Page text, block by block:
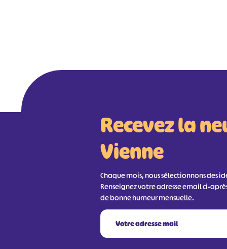
Recevez la
Vienne
Chaque mois, nous sélectionnons des
Renseignez votre adresse email ci-
de bonne humeur mensuelle.